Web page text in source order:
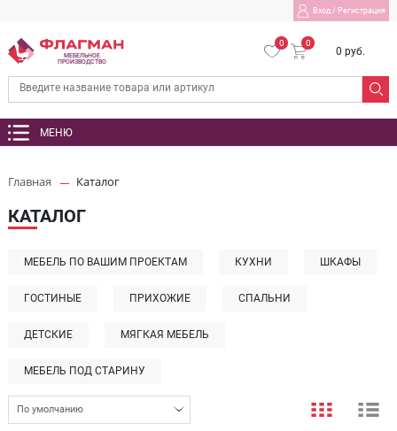
Вход/ Регистрация
МЕБЕЛЬНОЕ
ПРОИЗВОДСТВО
0 0
0 руб.
МЕНЮ
Главная Каталог
КАТАЛОГ
МЕБЕЛЬ ПО ВАШИМ ПРОЕКТАМ КУХНИ ШКАФЫ
ГОСТИНЫЕ ПРИХОЖИЕ СПАЛЬНИ
ДЕТСКИЕ МЯГКАЯ МЕБЕЛЬ
МЕБЕЛЬ ПОД СТАРИНУ
По умолчанию